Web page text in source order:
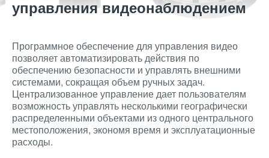
управления видеонаблюдением
Программное обеспечение для управления видео
позволяет автоматизировать действия по
обеспечению безопасности и управлять внешними
системами, сокращая объем ручных задач.
Централизованное управление дает пользователям
возможность управлять несколькими географически
распределенными объектами из одного центрального
местоположения, экономя время и эксплуатационные
расходы.